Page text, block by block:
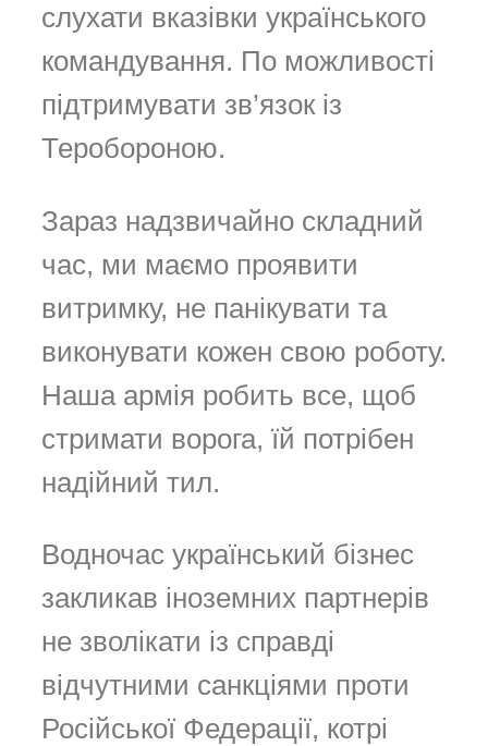
слухати вказівки українського
командування. По можливості
підтримувати зв’язок із
Теробороною.
Зараз надзвичайно складний
час, ми маємо проявити
витримку, не панікувати та
виконувати кожен свою роботу.
Наша армія робить все, щоб
стримати ворога, їй потрібен
надійний тил.
Водночас український бізнес
закликав іноземних партнерів
не зволікати із справді
відчутними санкціями проти
Російської Федерації, котрі